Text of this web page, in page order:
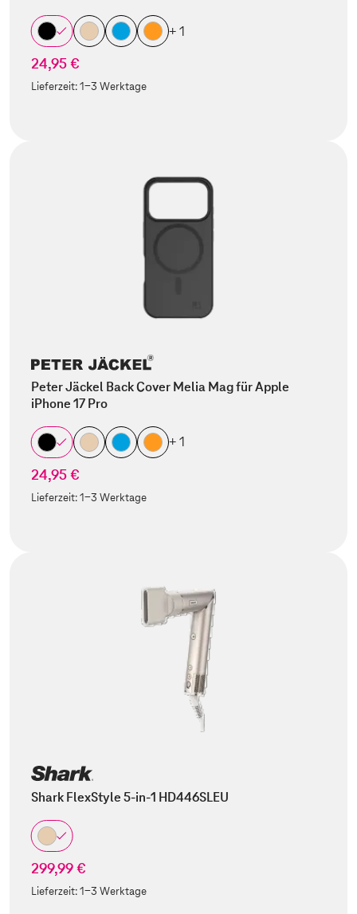
+ 1
24,95 €
Lieferzeit:1-3 Werktage
Peter Jäckel Back Cover Melia Mag für Apple
iPhone 17 Pro
+ 1
24,95 €
Lieferzeit:1-3 Werktage
Shark FlexStyle 5-in-1 HD446SLEU
299,99 €
Lieferzeit:1-3 Werktage